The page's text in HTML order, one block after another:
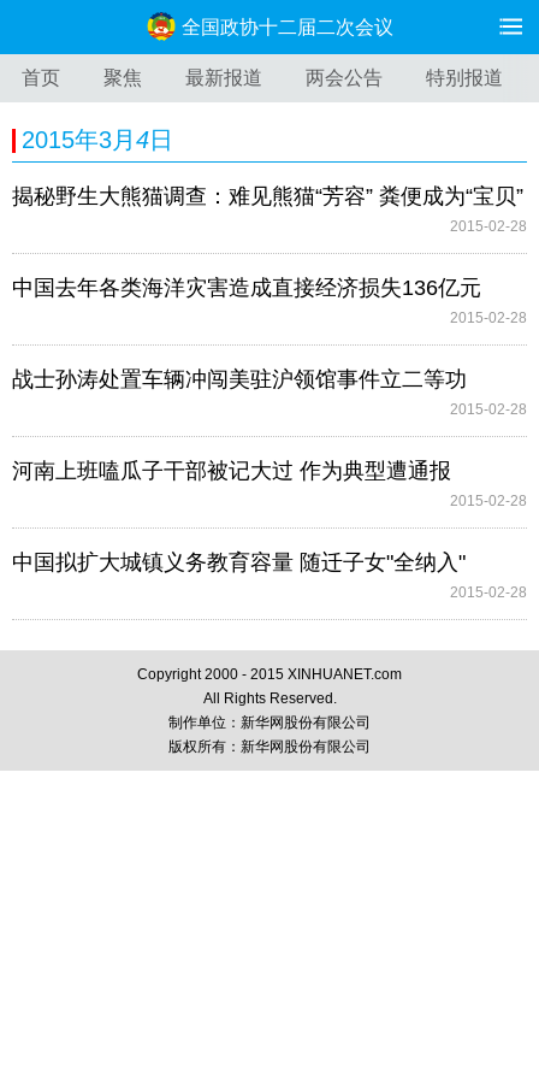
11
12
全国政协十二届二次会议
十二届全国人大三次会议
首页 聚焦 最新报道 两会公告 特别报道
2015年3月 4日
揭秘野生大熊猫调查：难见熊猫“芳容” 粪便成为“宝贝”
2015-02-28
中国去年各类海洋灾害造成直接经济损失136亿元
2015-02-28
战士孙涛处置车辆冲闯美驻沪领馆事件立二等功
2015-02-28
河南上班嗑瓜子干部被记大过 作为典型遭通报
2015-02-28
中国拟扩大城镇义务教育容量 随迁子女"全纳入"
2015-02-28
Copyright 2000 - 2015 XINHUANET.com
All Rights Reserved.
制作单位：新华网股份有限公司
版权所有：新华网股份有限公司